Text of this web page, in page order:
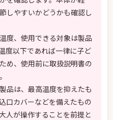
しやすいかどうかも確認し
度、使用できる対象は製品
度以下であれば一律に子ど
め、使用前に取扱説明書の
品は、最高温度を抑えたも
口カバーなどを備えたもの
人が操作することを前提と